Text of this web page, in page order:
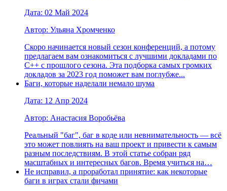
Дата: 02 Май 2024
Автор: Ульяна Хромченко
Скоро начинается новый сезон конференций, а потому
предлагаем вам ознакомиться с лучшими докладами по
С++ с прошлого сезона. Эта подборка самых громких
докладов за 2023 год поможет вам поглубже...
Баги, которые наделали немало шума
Дата: 12 Апр 2024
Автор: Анастасия Воробьёва
Реальный "баг", баг в коде или невнимательность — всё
это может повлиять на ваш проект и привести к самым
разным последствиям. В этой статье собран ряд
масштабных и интересных багов. Время учиться на…
Не исправил, а проработал принятие: как некоторые
баги в играх стали фичами